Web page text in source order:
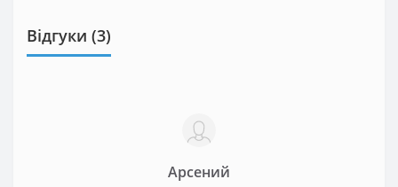
Відгуки (3)
Арсений